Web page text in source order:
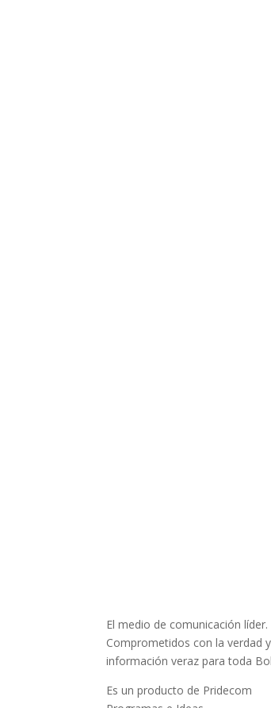
El medio de comunicación líder.
Comprometidos con la verdad
información veraz para toda
Es un producto de Pridecom